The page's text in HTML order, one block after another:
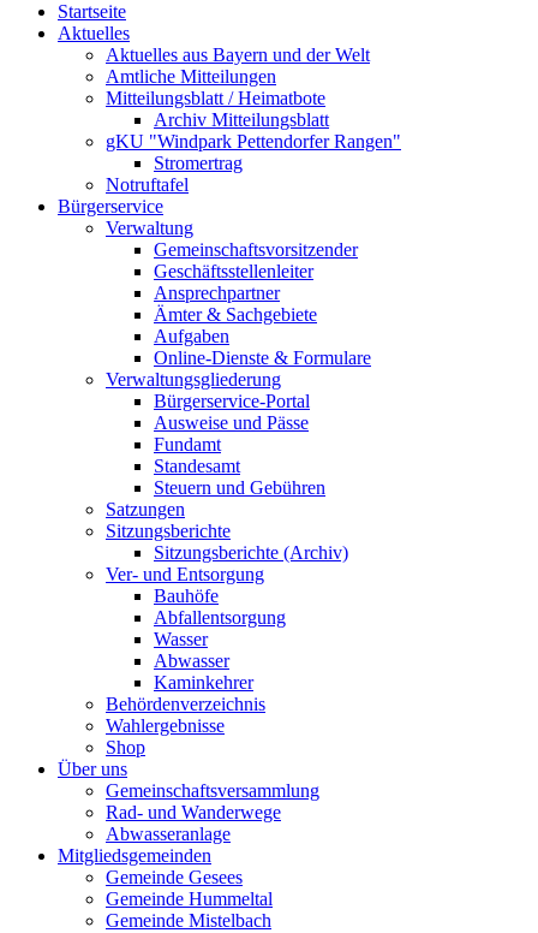
Startseite
Aktuelles
Aktuelles aus Bayern und der Welt
Amtliche Mitteilungen
Mitteilungsblatt / Heimatbote
Archiv Mitteilungsblatt
gKU "Windpark Pettendorfer Rangen"
Stromertrag
Notruftafel
Bürgerservice
Verwaltung
Gemeinschaftsvorsitzender
Geschäftsstellenleiter
Ansprechpartner
Ämter & Sachgebiete
Aufgaben
Online-Dienste & Formulare
Verwaltungsgliederung
Bürgerservice-Portal
Ausweise und Pässe
Fundamt
Standesamt
Steuern und Gebühren
Satzungen
Sitzungsberichte
Sitzungsberichte (Archiv)
Ver- und Entsorgung
Bauhöfe
Abfallentsorgung
Wasser
Abwasser
Kaminkehrer
Behördenverzeichnis
Wahlergebnisse
Shop
Über uns
Gemeinschaftsversammlung
Rad- und Wanderwege
Abwasseranlage
Mitgliedsgemeinden
Gemeinde Gesees
Gemeinde Hummeltal
Gemeinde Mistelbach